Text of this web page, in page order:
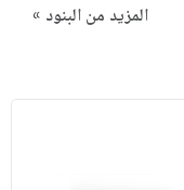
المزيد من البنود »